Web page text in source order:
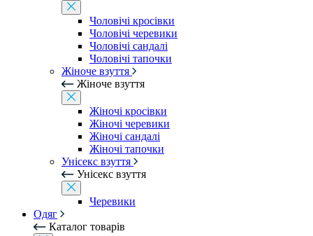
Чоловічі кросівки
Чоловічі черевики
Чоловічі сандалі
Чоловічі тапочки
Жіноче взуття
Жіноче взуття
Жіночі кросівки
Жіночі черевики
Жіночі сандалі
Жіночі тапочки
Унісекс взуття
Унісекс взуття
Черевики
Одяг
Каталог товарів